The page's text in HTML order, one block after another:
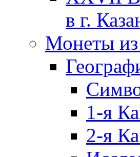
в г.
Монеты из
1-я
2-я